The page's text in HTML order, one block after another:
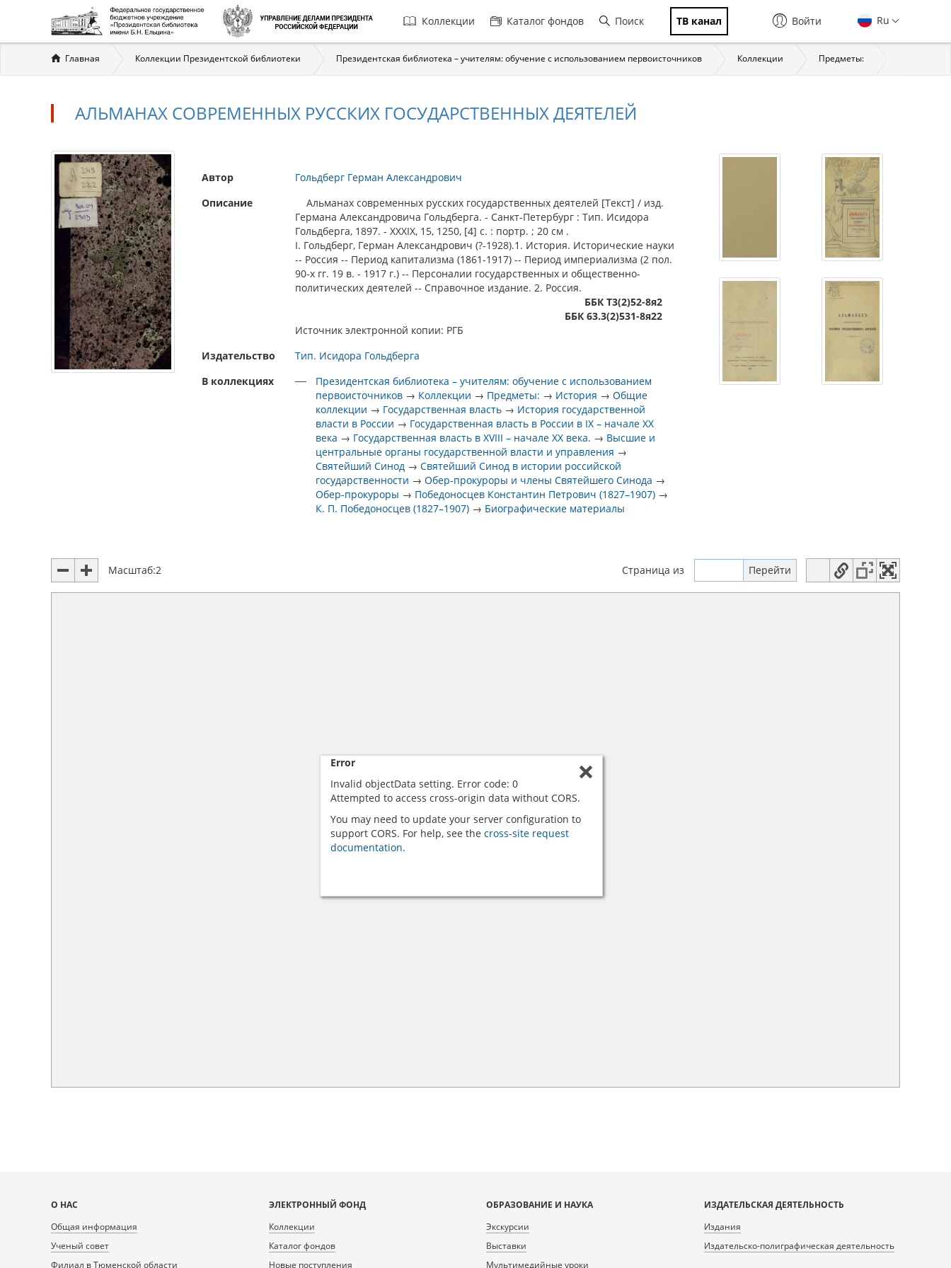
Главная
навигация
Коллекции Каталог фондов Поиск ТВ канал Ru
Войти
Вы
здесь
Главная Коллекции Президентской библиотеки Президентская библиотека – учителям: обучение с использованием первоисточников Коллекции Предметы:
АЛЬМАНАХ СОВРЕМЕННЫХ РУССКИХ ГОСУДАРСТВЕННЫХ ДЕЯТЕЛЕЙ
Автор
Гольдберг Герман Александрович
Описание
Альманах современных русских государственных деятелей [Текст] / изд.
Германа Александровича Гольдберга. - Санкт-Петербург : Тип. Исидора
Гольдберга, 1897. - XXXIX, 15, 1250, [4] с. : портр. ; 20 см .
I. Гольдберг, Герман Александрович (?-1928).1. История. Исторические науки
-- Россия -- Период капитализма (1861-1917) -- Период империализма (2 пол.
90-х гг. 19 в. - 1917 г.) -- Персоналии государственных и общественно-
политических деятелей -- Справочное издание. 2. Россия.
ББК Т3(2)52-8я2
ББК 63.3(2)531-8я22
Источник электронной копии: РГБ
Издательство
Тип. Исидора Гольдберга
В коллекциях
Президентская библиотека – учителям: обучение с использованием
первоисточников → Коллекции → Предметы: → История →Общие
коллекции → Государственная власть → История государственной
власти в России → Государственная власть в России в IX – начале XX
века → Государственная власть в XVIII – начале XX века. → Высшие и
центральные органы государственной власти и управления →
Святейший Синод →Святейший Синод в истории российской
государственности →Обер-прокуроры и члены Святейшего Синода →
Обер-прокуроры → Победоносцев Константин Петрович (1827–1907) →
К. П. Победоносцев (1827–1907) → Биографические материалы
Масштаб:2 Страница из
Error
Invalid objectData setting. Error code: 0
Attempted to access cross-origin data without CORS.
You may need to update your server configuration to
support CORS. For help, see the cross-site request
documentation.
Карта
сайта
О НАС
Общая информация
Ученый совет
Филиал в Тюменской области
ЭЛЕКТРОННЫЙ ФОНД
Коллекции
Каталог фондов
Новые поступления
ОБРАЗОВАНИЕ И НАУКА
Экскурсии
Выставки
Мультимедийные уроки
ИЗДАТЕЛЬСКАЯ ДЕЯТЕЛЬНОСТЬ
Издания
Издательско-полиграфическая деятельность